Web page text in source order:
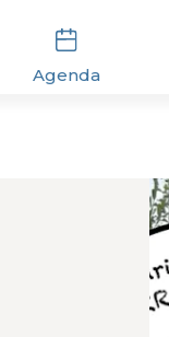
Agenda